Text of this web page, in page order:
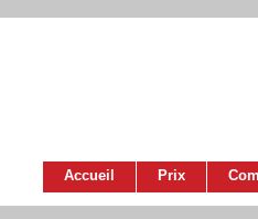
Accueil Prix